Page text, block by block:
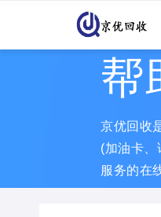
帮
京优回收
(加油卡、
服务的在
期致力于